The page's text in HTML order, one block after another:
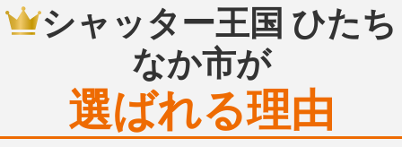
シャッター王国 ひたち
なか市が
選ばれる理由